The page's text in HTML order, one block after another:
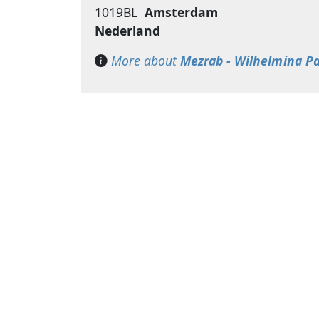
1019BL Amsterdam
Nederland
More aboutMezrab - Wilhelmina